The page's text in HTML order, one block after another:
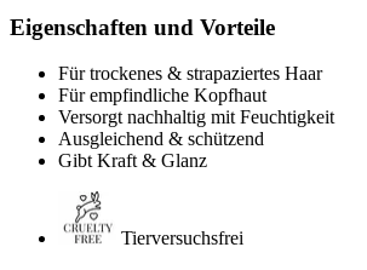
Eigenschaften und Vorteile
Für trockenes & strapaziertes Haar
Für empfindliche Kopfhaut
Versorgt nachhaltig mit Feuchtigkeit
Ausgleichend & schützend
Gibt Kraft & Glanz
Tierversuchsfrei